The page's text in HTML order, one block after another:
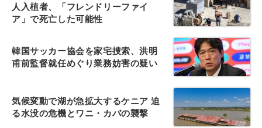
人入植者、「フレンドリーファイ
ア」で死亡した可能性
韓国サッカー協会を家宅捜索、洪明
甫前監督就任めぐり業務妨害の疑い
気候変動で湖が急拡大するケニア 迫
る水没の危機とワニ・カバの襲撃